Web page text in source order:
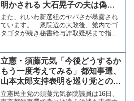
明かされる 大石晃子の夫は偽名
で秘書名刺を使用か？【KSLチャ
ンネル】
また、れいわ新選組のヤバさが暴露され
ています。 衆院選の大敗後、党内でゴ
タゴタが続き秘書給与詐取疑惑まで指摘
持まで表明したようです。 れいわ新選
組の問題は週刊新潮に内部...
立憲・須藤元気「今後どうするか
もう一度考えてみる」都知事選、
山本太郎支持表明を巡り党との齟
齬を再確認
立憲民主党の須藤元気参院議員は16日、